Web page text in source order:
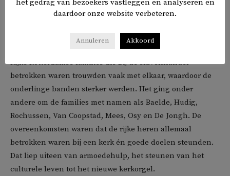
waren er ambachtslieden die tijdelijk onder andere in
hun verhaal in de kroeg en daarbuiten.’
Rijke Rotterdamse families die bij de slavenhandel
betrokken waren trouwden vaak met elkaar, waardoor de
onderlinge banden sterker werden. Het ging onder
andere om de families met namen als Baelde, Hudig,
Rochussen, Van Coopstad, Mees, Osy en De Jongh. De
overeenkomsten waren dat de rijke heren allemaal
betrokken waren bij een kerk én goede doelen steunden.
Dat liep uiteen van armoedehulp, het steunen van het
culturele leven tot het nieuwe kerkorgel.
het gedrag van bezoekers vastleggen en analyseren en
daardoor onze website verbeteren.
Annuleren Akkoord